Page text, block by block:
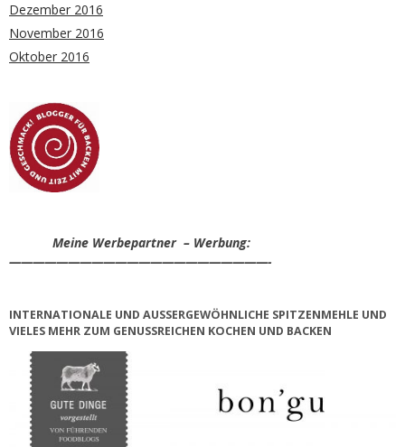
Dezember 2016
November 2016
Oktober 2016
Meine Werbepartner – Werbung:
——————————————————————-
INTERNATIONALE UND AUSSERGEWÖHNLICHE SPITZENMEHLE UND V
IELES MEHR ZUM GENUSSREICHEN KOCHEN UND BACKEN